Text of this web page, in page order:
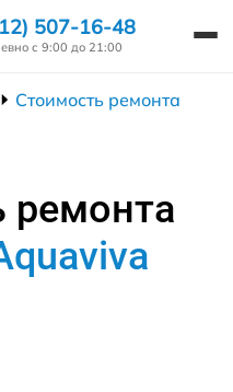
507-16-48
с 9:00 до 21:00
Стоимость ремонта
ремонта